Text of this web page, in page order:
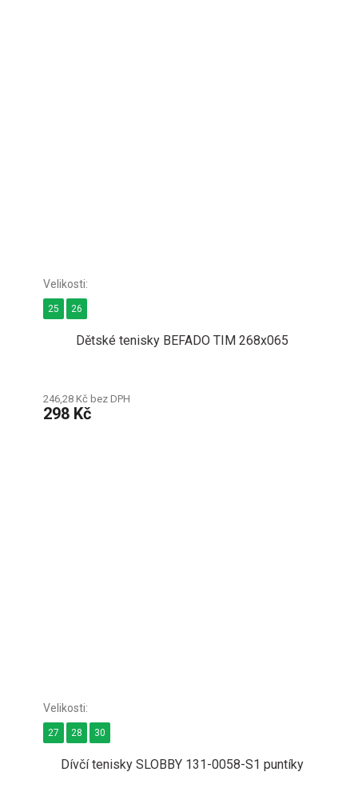
Dětské tenisky BEFADO TIM 268x065
246,28 Kč bez DPH
298 Kč
25 26
Dívčí tenisky SLOBBY 131-0058-S1 puntíky
27 28 30